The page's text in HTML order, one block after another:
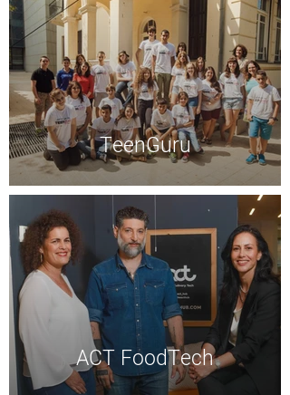
TeenGuru
ACT FoodTech